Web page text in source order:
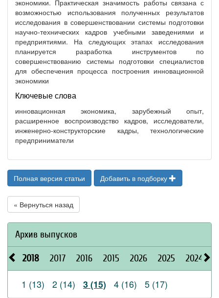
экономики. Практическая значимость работы связана с
возможностью использования полученных результатов
исследования в совершенствовании системы подготовки
научно-технических кадров учебными заведениями и
предприятиями. На следующих этапах исследования
планируется разработка инструментов по
совершенствованию системы подготовки специалистов
для обеспечения процесса построения инновационной
экономики
Ключевые слова
инновационная экономика, зарубежный опыт,
расширенное воспроизводство кадров, исследователи,
инженерно-конструкторские кадры, технологические
предприниматели
Полная версия статьи Добавить в подборку
« Вернуться назад
Архив выпусков
2018 2017 2016 2015 2026 2025 2024
1 (13) 2 (14) 3 (15) 4 (16) 5 (17)